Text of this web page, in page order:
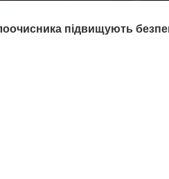
підвищують